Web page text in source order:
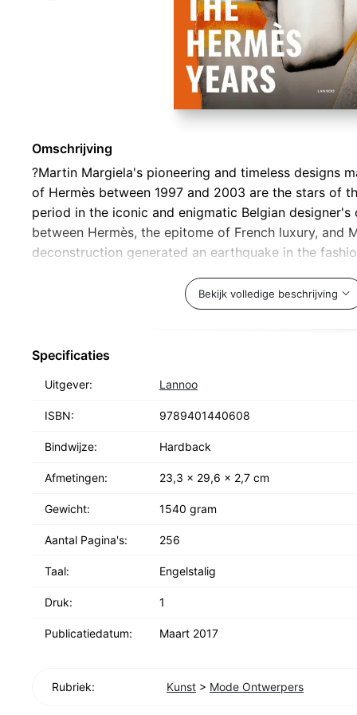
Omschrijving
?Martin Margiela's pioneering and timeless designs
of Hermès between 1997 and 2003 are the stars of
period in the iconic and enigmatic Belgian designer's
between Hermès, the epitome of French luxury, and
deconstruction generated an earthquake in the
a new vision of fashion with an emphasis on
created clothing whose primary aim is to please the
with youth but left room for women of different ages,
fashion is evoked through interviews with Margiela's
more extensive essays by Rebecca Arnold, Kaat
Martin Margiela archives, numerous striking and
from Le Monde d'Hermès, as well as new
Bekijk volledige beschrijving
Specificaties
Uitgever: Lannoo
ISBN: 9789401440608
Bindwijze: Hardback
Afmetingen: 23,3 x 29,6 x 2,7 cm
Gewicht: 1540 gram
Aantal Pagina's: 256
Taal: Engelstalig
Druk: 1
Publicatiedatum: Maart 2017
Rubriek: Kunst > Mode Ontwerpers